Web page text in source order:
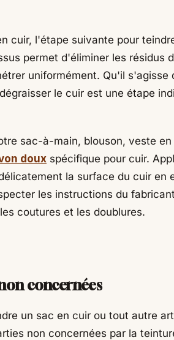
cuir, l'étape suivante pour
permet d'éliminer les résidus
uniformément. Qu'il
le cuir est une étape
sac-à-main, blouson, veste
doux spécifique pour cuir.
la surface du cuir en
les instructions du
coutures et les doublures.
concernées
un sac en cuir ou tout autre
non concernées par la